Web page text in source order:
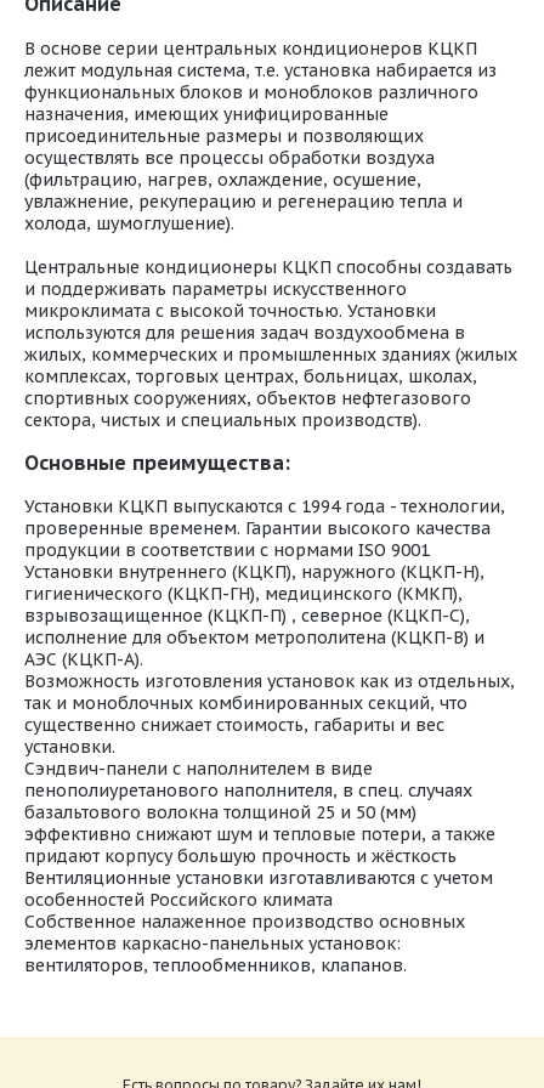
В основе серии центральных кондиционеров КЦКП
лежит модульная система, т.е. установка набирается из
функциональных блоков и моноблоков различного
назначения, имеющих унифицированные
присоединительные размеры и позволяющих
осуществлять все процессы обработки воздуха
(фильтрацию, нагрев, охлаждение, осушение,
увлажнение, рекуперацию и регенерацию тепла и
холода, шумоглушение).
Центральные кондиционеры КЦКП способны создавать
и поддерживать параметры искусственного
микроклимата с высокой точностью. Установки
используются для решения задач воздухообмена в
жилых, коммерческих и промышленных зданиях (жилых
комплексах, торговых центрах, больницах, школах,
спортивных сооружениях, объектов нефтегазового
сектора, чистых и специальных производств).
Основные преимущества:
Установки КЦКП выпускаются с 1994 года - технологии,
проверенные временем. Гарантии высокого качества
продукции в соответствии с нормами ISO 9001
Установки внутреннего (КЦКП), наружного (КЦКП-Н),
гигиенического (КЦКП-ГН), медицинского (КМКП),
взрывозащищенное (КЦКП-П) , северное (КЦКП-С),
исполнение для объектом метрополитена (КЦКП-В) и
АЭС (КЦКП-А).
Возможность изготовления установок как из отдельных,
так и моноблочных комбинированных секций, что
существенно снижает стоимость, габариты и вес
установки.
Сэндвич-панели с наполнителем в виде
пенополиуретанового наполнителя, в спец. случаях
базальтового волокна толщиной 25 и 50 (мм)
эффективно снижают шум и тепловые потери, а также
придают корпусу большую прочность и жёсткость
Вентиляционные установки изготавливаются с учетом
особенностей Российского климата
Собственное налаженное производство основных
элементов каркасно-панельных установок:
вентиляторов, теплообменников, клапанов.
Размер: 11.1 Мб